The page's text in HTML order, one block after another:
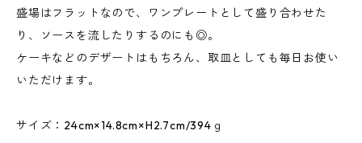
盛場はフラットなので、ワンプレートとして盛り合わせた
り、ソースを流したりするのにも◎。
ケーキなどのデザートはもちろん、取皿としても毎日お使い
いただけます。
サイズ：24cm×14.8cm×H2.7cm/394ｇ